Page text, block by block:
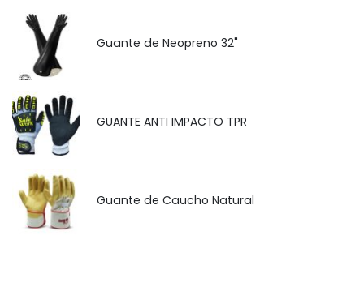
Guante de Neopreno 32"
GUANTE ANTI IMPACTO TPR
Guante de Caucho Natural